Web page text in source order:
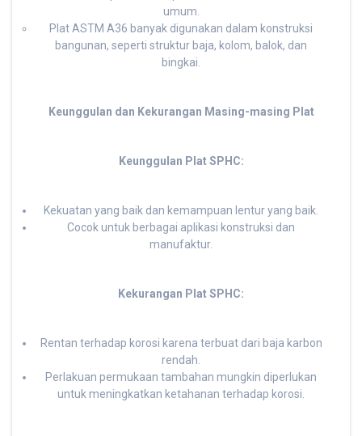
umum.
Plat ASTM A36 banyak digunakan dalam konstruksi
bangunan, seperti struktur baja, kolom, balok, dan
bingkai.
Keunggulan dan Kekurangan Masing-masing Plat
Keunggulan Plat SPHC:
Kekuatan yang baik dan kemampuan lentur yang baik.
Cocok untuk berbagai aplikasi konstruksi dan
manufaktur.
Kekurangan Plat SPHC:
Rentan terhadap korosi karena terbuat dari baja karbon
rendah.
Perlakuan permukaan tambahan mungkin diperlukan
untuk meningkatkan ketahanan terhadap korosi.